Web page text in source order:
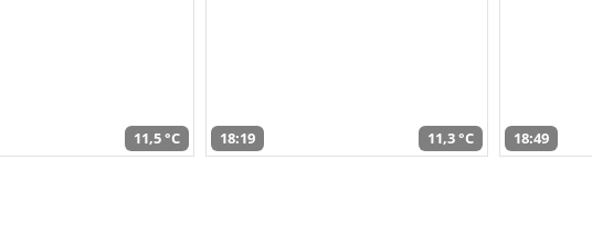
11,5 °C 18:19 11,3 °C 18:49